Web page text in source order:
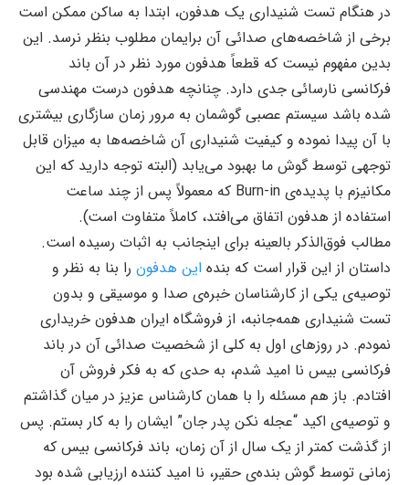
در هنگام تست شنیداری یک هدفون، ابتدا به ساکن ممکن است
برخی از شاخصه‌های صدائی آن برایمان مطلوب بنظر نرسد. این
بدین مفهوم نیست که قطعاً هدفون مورد نظر در آن باند
فرکانسی نارسائی جدی دارد. چنانچه هدفون درست مهندسی
شده باشد سیستم عصبی گوشمان به مرور زمان سازگاری بیشتری
با آن پیدا نموده و کیفیت شنیداری آن شاخصه‌ها به میزان قابل
توجهی توسط گوش ما بهبود می‌یابد (البته توجه دارید که این
مکانیزم با پدیده‌ی Burn-in که معمولاً پس از چند ساعت
استفاده از هدفون اتفاق می‌افتد، کاملاً متفاوت است).
مطالب فوق‌الذکر بالعینه برای اینجانب به اثبات رسیده است.
داستان از این قرار است که بنده این هدفون را بنا به نظر و
توصیه‌ی یکی از کارشناسان خبره‌ی صدا و موسیقی و بدون
تست شنیداری همه‌جانبه، از فروشگاه ایران هدفون خریداری
نمودم. در روزهای اول به‌ کلی از شخصیت صدائی آن در باند
فرکانسی بیس نا امید شدم، به حدی که به فکر فروش آن
افتادم. باز هم مسئله را با همان کارشناس عزیز در میان گذاشتم
و توصیه‌ی اکید “عجله نکن پدر جان” ایشان را به کار بستم. پس
از گذشت کمتر از یک سال از آن زمان، باند فرکانسی بیس که
زمانی توسط گوش بنده‌ی حقیر، نا امید کننده ارزیابی شده بود